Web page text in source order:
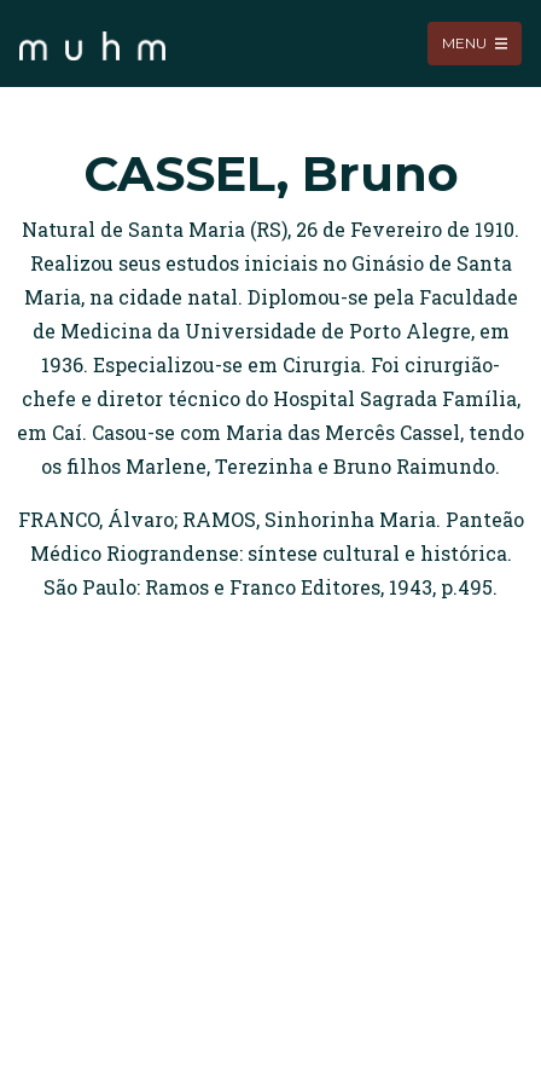
MENU
CASSEL, Bruno
Natural de Santa Maria (RS), 26 de Fevereiro de 1910.
Realizou seus estudos iniciais no Ginásio de Santa
Maria, na cidade natal. Diplomou-se pela Faculdade
de Medicina da Universidade de Porto Alegre, em
1936. Especializou-se em Cirurgia. Foi cirurgião-
chefe e diretor técnico do Hospital Sagrada Família,
em Caí. Casou-se com Maria das Mercês Cassel, tendo
os filhos Marlene, Terezinha e Bruno Raimundo.
FRANCO, Álvaro; RAMOS, Sinhorinha Maria. Panteão
Médico Riograndense: síntese cultural e histórica.
São Paulo: Ramos e Franco Editores, 1943, p.495.